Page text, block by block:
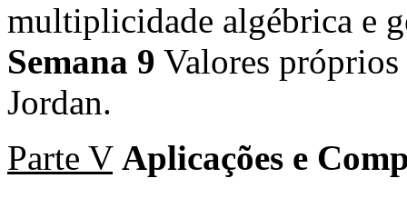
multiplicidade algébrica e
Semana 9 Valores
Jordan.
Parte V Aplicações e